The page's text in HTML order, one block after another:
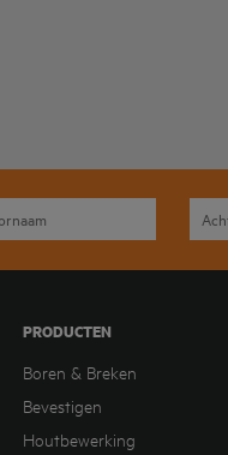
PRODUCTEN
Boren & Breken
Bevestigen
Houtbewerking